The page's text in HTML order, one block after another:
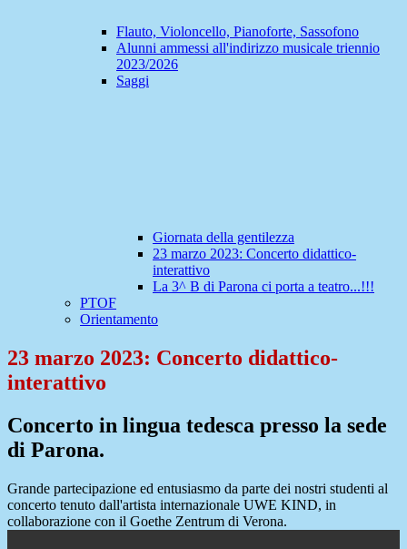
Flauto, Violoncello, Pianoforte, Sassofono
Alunni ammessi all'indirizzo musicale triennio
2023/2026
Saggi
Giornata della gentilezza
23 marzo 2023: Concerto didattico-
interattivo
La 3^ B di Parona ci porta a teatro...!!!
PTOF
Orientamento
23 marzo 2023: Concerto didattico-
interattivo
Concerto in lingua tedesca presso la sede
di Parona.
Grande partecipazione ed entusiasmo da parte dei nostri studenti al
concerto tenuto dall'artista internazionale UWE KIND, in
collaborazione con il Goethe Zentrum di Verona.